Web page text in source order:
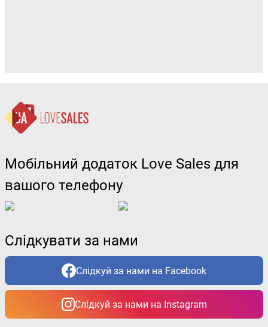
Мобільний додаток Love Sales для
вашого телефону
Слідкувати за нами
Слідкуй за нами на Facebook
Слідкуй за нами на Instagram